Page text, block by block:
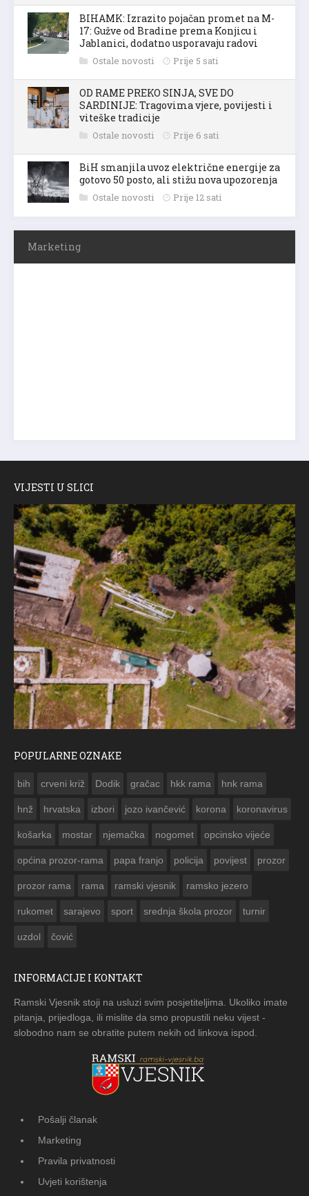
BIHAMK: Izrazito pojačan promet na M-
17: Gužve od Bradine prema Konjicu i
Jablanici, dodatno usporavaju radovi
Ostale novosti Prije 5 sati
OD RAME PREKO SINJA, SVE DO
SARDINIJE: Tragovima vjere, povijesti i
viteške tradicije
Ostale novosti Prije 6 sati
BiH smanjila uvoz električne energije za
gotovo 50 posto, ali stižu nova upozorenja
Ostale novosti Prije 12 sati
Marketing
VIJESTI U SLICI
POPULARNE OZNAKE
bih crveni križ Dodik gračac hkk rama hnk rama
hnž hrvatska izbori jozo ivančević korona koronavirus
košarka mostar njemačka nogomet opcinsko vijeće
općina prozor-rama papa franjo policija povijest prozor
prozor rama rama ramski vjesnik ramsko jezero
rukomet sarajevo sport srednja škola prozor turnir
uzdol čović
INFORMACIJE I KONTAKT
Ramski Vjesnik stoji na usluzi svim posjetiteljima. Ukoliko imate
pitanja, prijedloga, ili mislite da smo propustili neku vijest -
slobodno nam se obratite putem nekih od linkova ispod.
Pošalji članak
Marketing
Pravila privatnosti
Uvjeti korištenja